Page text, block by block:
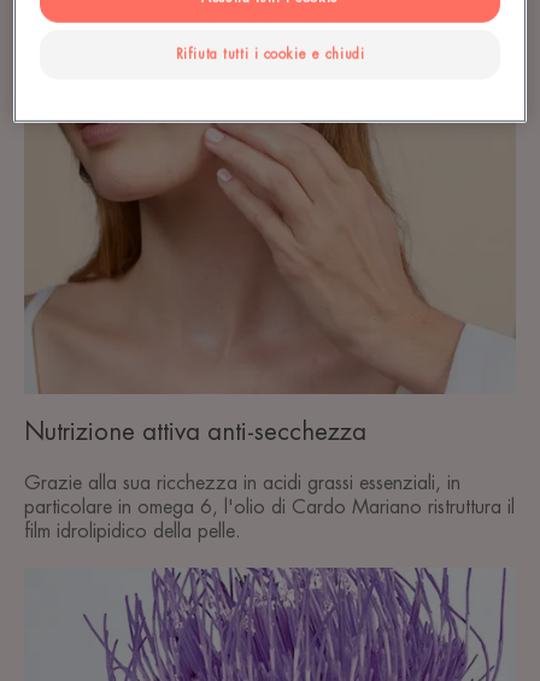
Nutrizione attiva anti-secchezza
Grazie alla sua ricchezza in acidi grassi essenziali, in
particolare in omega 6, l'olio di Cardo Mariano ristruttura il
film idrolipidico della pelle.
Rifiuta tutti i cookie e chiudi